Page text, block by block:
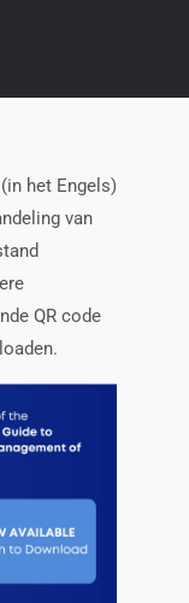
het Engels)
van
QR code